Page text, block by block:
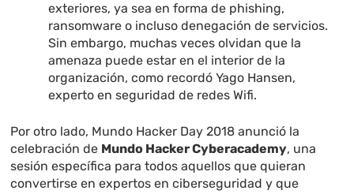
exteriores, ya sea en forma de phishing,
ransomware o incluso denegación de servicios.
Sin embargo, muchas veces olvidan que la
amenaza puede estar en el interior de la
organización, como recordó Yago Hansen,
experto en seguridad de redes Wifi.
Por otro lado, Mundo Hacker Day 2018 anunció la
celebración de Mundo Hacker Cyberacademy, una
sesión específica para todos aquellos que quieran
convertirse en expertos en ciberseguridad y que